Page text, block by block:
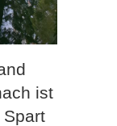
ist
Spart